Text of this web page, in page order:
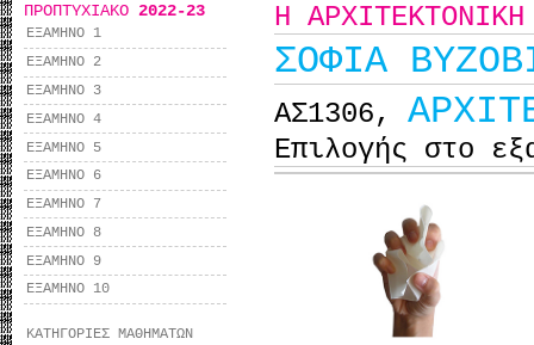
ΠΡΟΠΤΥΧΙΑΚΟ 2022-23
ΕΞΑΜΗΝΟ 1
ΕΞΑΜΗΝΟ 2
ΕΞΑΜΗΝΟ 3
ΕΞΑΜΗΝΟ 4
ΕΞΑΜΗΝΟ 5
ΕΞΑΜΗΝΟ 6
ΕΞΑΜΗΝΟ 7
ΕΞΑΜΗΝΟ 8
ΕΞΑΜΗΝΟ 9
ΕΞΑΜΗΝΟ 10
ΚΑΤΗΓΟΡΙΕΣ ΜΑΘΗΜΑΤΩΝ
Η
ΣΟΦΙΑ
ΑΣ1306,
Επιλογής στο